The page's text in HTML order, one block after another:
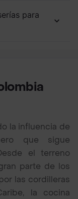
para
la influencia de
que sigue
el terreno
parte de los
las cordilleras
la cocina